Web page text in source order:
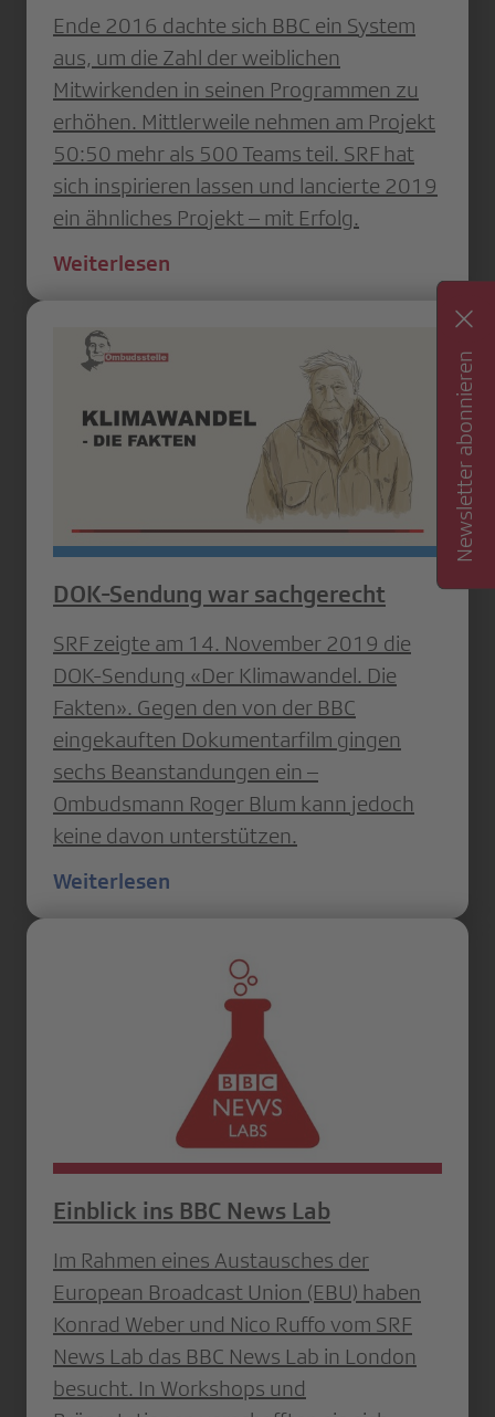
Ende 2016 dachte sich BBC ein System
aus, um die Zahl der weiblichen
Mitwirkenden in seinen Programmen zu
erhöhen. Mittlerweile nehmen am Projekt
50:50 mehr als 500 Teams teil. SRF hat
sich inspirieren lassen und lancierte 2019
ein ähnliches Projekt – mit Erfolg.
Weiterlesen
DOK-Sendung war sachgerecht
SRF zeigte am 14. November 2019 die
DOK-Sendung «Der Klimawandel. Die
Fakten». Gegen den von der BBC
eingekauften Dokumentarfilm gingen
sechs Beanstandungen ein –
Ombudsmann Roger Blum kann jedoch
keine davon unterstützen.
Weiterlesen
Einblick ins BBC News Lab
Im Rahmen eines Austausches der
European Broadcast Union (EBU) haben
Konrad Weber und Nico Ruffo vom SRF
News Lab das BBC News Lab in London
besucht. In Workshops und
Newsletter abonnieren